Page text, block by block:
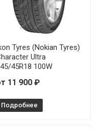
Tyres (Nokian Tyres)
Ultra
45R18 100W
11 900 ₽
Подробнее